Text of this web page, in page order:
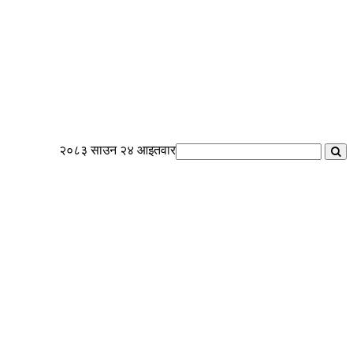
२०८३ साउन २४ आइतवार